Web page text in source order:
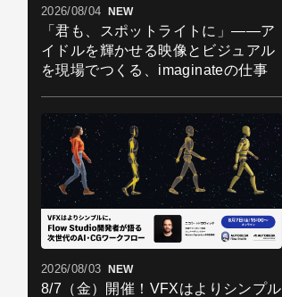
2026/08/04 NEW
「君も、スポットライトに」――ア
イドルを輝かせる映像とビジュアル
を現場でつくる、imaginateの仕事
2026/08/03 NEW
8/7（金）開催！VFXはよりシンプル